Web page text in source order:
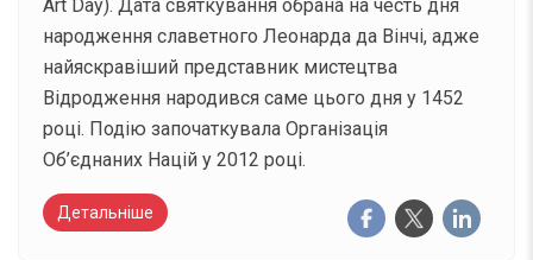
Art Day). Дата святкування обрана на честь дня
народження славетного Леонарда да Вінчі, адже
найяскравіший представник мистецтва
Відродження народився саме цього дня у 1452
році. Подію започаткувала Організація
Об’єднаних Націй у 2012 році.
Детальніше